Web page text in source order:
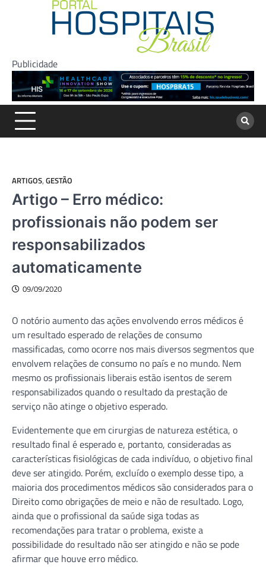
Publicidade
ARTIGOS, GESTÃO
Artigo – Erro médico:
profissionais não podem ser
responsabilizados
automaticamente
09/09/2020
O notório aumento das ações envolvendo erros médicos é
um resultado esperado de relações de consumo
massificadas, como ocorre nos mais diversos segmentos que
envolvem relações de consumo no país e no mundo. Nem
mesmo os profissionais liberais estão isentos de serem
responsabilizados quando o resultado da prestação de
serviço não atinge o objetivo esperado.
Evidentemente que em cirurgias de natureza estética, o
resultado final é esperado e, portanto, consideradas as
características fisiológicas de cada indivíduo, o objetivo final
deve ser atingido. Porém, excluído o exemplo desse tipo, a
maioria dos procedimentos médicos são considerados para o
Direito como obrigações de meio e não de resultado. Logo,
ainda que o profissional da saúde siga todas as
recomendações para tratar o problema, existe a
possibilidade do resultado não ser atingido e não se pode
afirmar que houve erro médico.